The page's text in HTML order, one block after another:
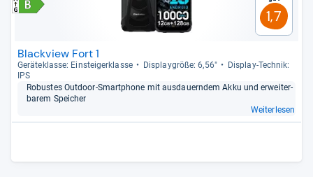
1,7
Blackview Fort 1
Gerä­te­klasse: Ein­stei­ger­klasse Dis­play­größe: 6,56"
Dis­play-​Tech­nik:
IPS
Robus­tes Out­door-​Smart­phone mit aus­dau­ern­dem Akku und erweiter­
ba­rem Spei­cher
Weiterlesen